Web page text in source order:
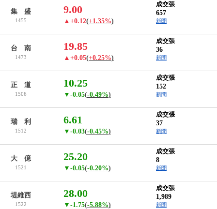
集 盛
1455
9.00
▲+0.12(+1.35%)
成交張
657
新聞
台 南
1473
19.85
▲+0.05(+0.25%)
成交張
36
新聞
正 道
1506
10.25
▼-0.05(-0.49%)
成交張
152
新聞
瑞 利
1512
6.61
▼-0.03(-0.45%)
成交張
37
新聞
大 億
1521
25.20
▼-0.05(-0.20%)
成交張
8
新聞
堤維西
1522
28.00
▼-1.75(-5.88%)
成交張
1,989
新聞